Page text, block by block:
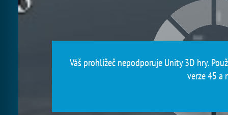
Váš prohlížeč nepodporuje Unity 3D hry.
verze 45 a